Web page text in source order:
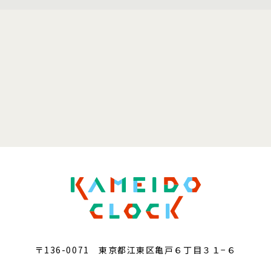
〒136-0071 東京都江東区亀戸６丁目３１−６